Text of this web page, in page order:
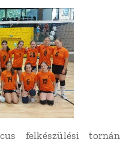
felkészülési tornán